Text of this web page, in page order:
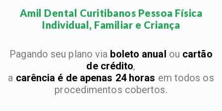
Amil Dental Curitibanos Pessoa Física
Individual, Familiar e Criança​
Pagando seu plano via boleto anual ou cartão
de crédito,
a carência é de apenas 24 horas em todos os
procedimentos cobertos.